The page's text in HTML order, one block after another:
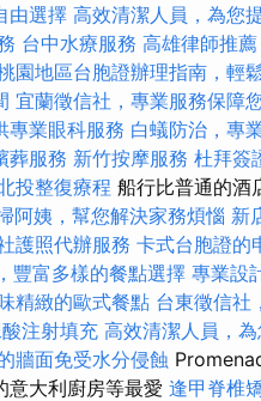
由選擇 高效清潔人員，為您
台中水療服務 高雄律師推
園地區台胞證辦理指南，輕
宜蘭徵信社，專業服務保障
專業眼科服務 白蟻防治，專
葬服務 新竹按摩服務 杜拜簽
投整復療程 船行比普通的酒
阿姨，幫您解決家務煩惱 新
護照代辦服務 卡式台胞證的
豐富多樣的餐點選擇 專業設
精緻的歐式餐點 台東徵信社
注射填充 高效清潔人員，
牆面免受水分侵蝕
意大利廚房等最愛 逢甲脊椎